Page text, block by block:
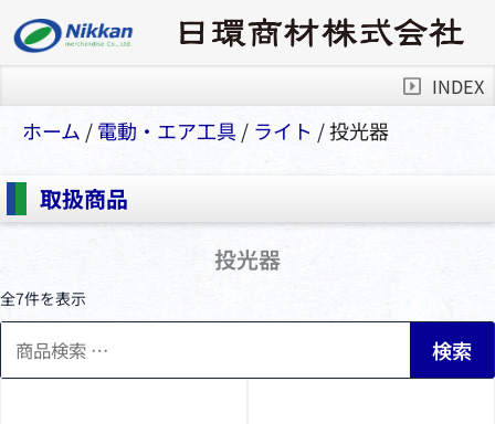
INDEX
ホーム /電動・エア⼯具 / ライト / 投光器
取扱商品
投光器
全7件を表示
検
索
対
検索